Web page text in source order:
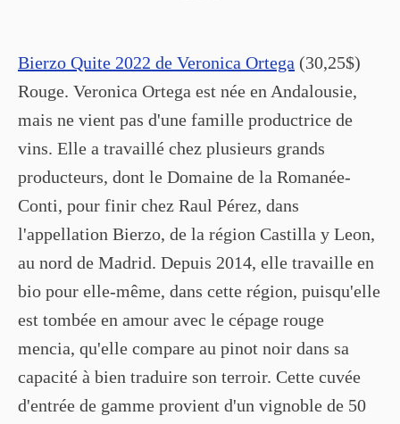
Bierzo Quite 2022 de Veronica Ortega (30,25$)
Rouge. Veronica Ortega est née en Andalousie,
mais ne vient pas d'une famille productrice de
vins. Elle a travaillé chez plusieurs grands
producteurs, dont le Domaine de la Romanée-
Conti, pour finir chez Raul Pérez, dans
l'appellation Bierzo, de la région Castilla y Leon,
au nord de Madrid. Depuis 2014, elle travaille en
bio pour elle-même, dans cette région, puisqu'elle
est tombée en amour avec le cépage rouge
mencia, qu'elle compare au pinot noir dans sa
capacité à bien traduire son terroir. Cette cuvée
d'entrée de gamme provient d'un vignoble de 50